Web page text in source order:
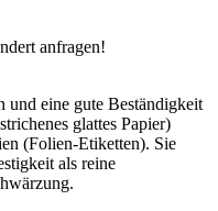
anfragen!
und eine gute Beständigkeit
glattes Papier)
(Folien-Etiketten). Sie
als reine